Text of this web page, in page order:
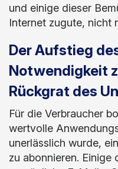
und einige dieser
Internet zugute, nicht
Der Aufstieg
Notwendigkeit
Rückgrat des
Für die Verbraucher
wertvolle
unerlässlich wurde,
zu abonnieren. Einige